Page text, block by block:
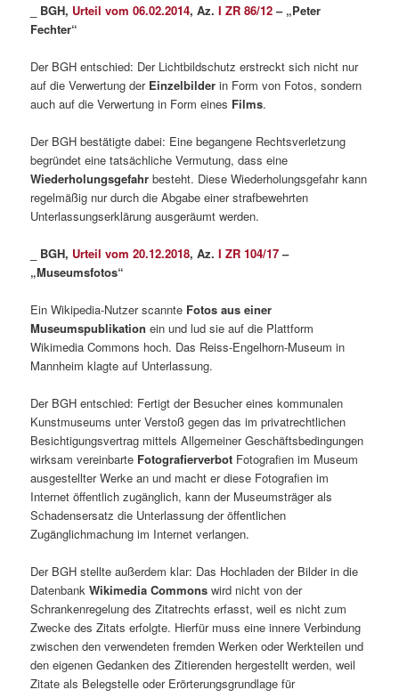
_ BGH, Urteil vom 06.02.2014, Az.I ZR 86/12– „Peter
Fechter“
Der BGH entschied: Der Lichtbildschutz erstreckt sich nicht nur
auf die Verwertung der Einzelbilder in Form von Fotos, sondern
auch auf die Verwertung in Form eines Films.
Der BGH bestätigte dabei: Eine begangene Rechtsverletzung
begründet eine tatsächliche Vermutung, dass eine
Wiederholungsgefahr besteht. Diese Wiederholungsgefahr kann
regelmäßig nur durch die Abgabe einer strafbewehrten
Unterlassungserklärung ausgeräumt werden.
_ BGH, Urteil vom 20.12.2018, Az.I ZR 104/17–
„Museumsfotos“
Ein Wikipedia-Nutzer scannte Fotos aus einer
Museumspublikation ein und lud sie auf die Plattform
Wikimedia Commons hoch. Das Reiss-Engelhorn-Museum in
Mannheim klagte auf Unterlassung.
Der BGH entschied: Fertigt der Besucher eines kommunalen
Kunstmuseums unter Verstoß gegen das im privatrechtlichen
Besichtigungsvertrag mittels Allgemeiner Geschäftsbedingungen
wirksam vereinbarte Fotografierverbot Fotografien im Museum
ausgestellter Werke an und macht er diese Fotografien im
Internet öffentlich zugänglich, kann der Museumsträger als
Schadensersatz die Unterlassung der öffentlichen
Zugänglichmachung im Internet verlangen.
Der BGH stellte außerdem klar: Das Hochladen der Bilder in die
DatenbankWikimedia Commons wird nicht von der
Schrankenregelung des Zitatrechts erfasst, weil es nicht zum
Zwecke des Zitats erfolgte. Hierfür muss eine innere Verbindung
zwischen den verwendeten fremden Werken oder Werkteilen und
den eigenen Gedanken des Zitierenden hergestellt werden, weil
Zitate als Belegstelle oder Erörterungsgrundlage für